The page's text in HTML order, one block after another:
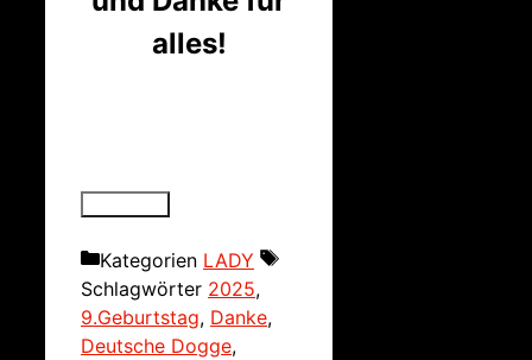
alles!
Kategorien LADY
Schlagwörter 2025,
9.Geburtstag, Danke,
Deutsche Dogge,